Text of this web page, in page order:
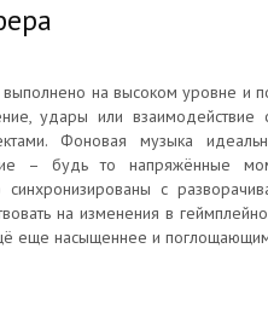
на высоком уровне и
удары или взаимодействие
Фоновая музыка
– будь то напряжённые
с
на изменения в
еще насыщеннее и